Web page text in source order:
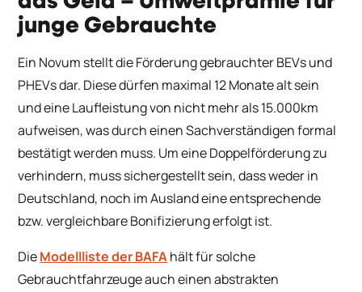
junge Gebrauchte
Ein Novum stellt die Förderung gebrauchter BEVs und
PHEVs dar. Diese dürfen maximal 12 Monate alt sein
und eine Laufleistung von nicht mehr als 15.000km
aufweisen, was durch einen Sachverständigen formal
bestätigt werden muss. Um eine Doppelförderung zu
verhindern, muss sichergestellt sein, dass weder in
Deutschland, noch im Ausland eine entsprechende
bzw. vergleichbare Bonifizierung erfolgt ist.
DieModellliste der BAFAhält für solche
Gebrauchtfahrzeuge auch einen abstrakten